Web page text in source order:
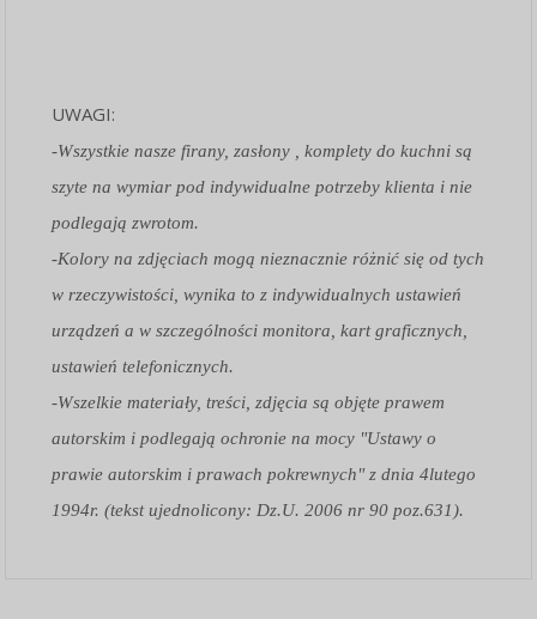
UWAGI:
-Wszystkie nasze firany, zasłony , komplety do kuchni są
szyte na wymiar pod indywidualne potrzeby klienta i nie
podlegają zwrotom.
-Kolory na zdjęciach mogą nieznacznie różnić się od tych
w rzeczywistości, wynika to z indywidualnych ustawień
urządzeń a w szczególności monitora, kart graficznych,
ustawień telefonicznych.
-Wszelkie materiały, treści, zdjęcia są objęte prawem
autorskim i podlegają ochronie na mocy "Ustawy o
prawie autorskim i prawach pokrewnych" z dnia 4lutego
1994r. (tekst ujednolicony: Dz.U. 2006 nr 90 poz.631).